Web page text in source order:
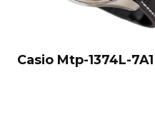
Casio Mtp-1374L-7A1